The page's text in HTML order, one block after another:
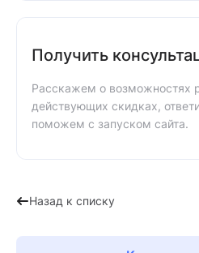
Получить
Расскажем о возможностях
действующих скидках,
поможем с запуском сайта.
Назад к списку